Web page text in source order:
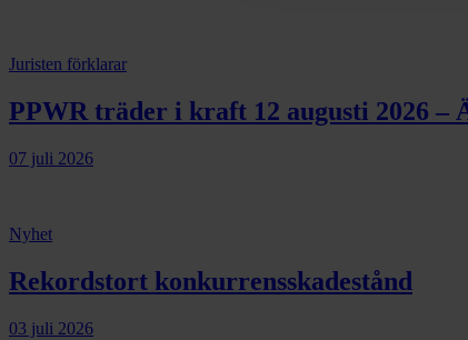
Juristen förklarar
PPWR träder i kraft 12 augusti 2026 –
07 juli 2026
Nyhet
Rekordstort konkurrensskadestånd
03 juli 2026